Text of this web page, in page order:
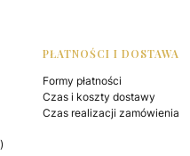
PŁATNOŚCI I DOSTAWA
Formy płatności
Czas i koszty dostawy
Czas realizacji zamówienia